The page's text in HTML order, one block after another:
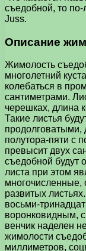
съедобной, то по-
Juss.
Описание
Жимолость
многолетний
колебаться в
сантиметрами.
черешках, длина
Такие листья
продолговатыми,
полутора-пяти с
превысит двух
съедобной будут
листа при этом
многочисленные,
развитых
восьми-
воронковидным,
венчик наделен
жимолости
миллиметров,